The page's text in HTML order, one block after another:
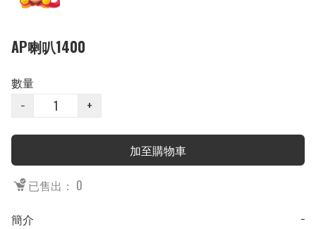
AP喇叭1400
數量
−
+
加至購物車
已售出： 0
簡介
−